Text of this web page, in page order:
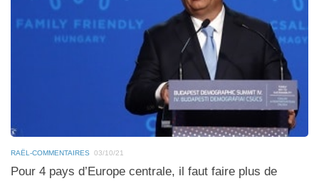
RAËL-COMMENTAIRES 03/10/21
Pour 4 pays d’Europe centrale, il faut faire plus de